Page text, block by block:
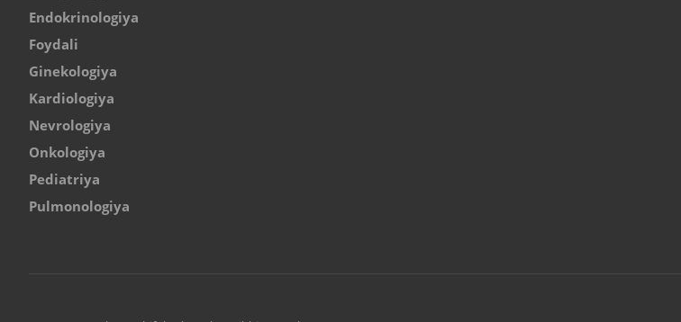
Endokrinologiya
Foydali
Ginekologiya
Kardiologiya
Nevrologiya
Onkologiya
Pediatriya
Pulmonologiya